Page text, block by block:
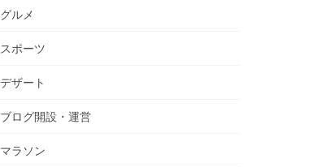
グルメ
スポーツ
デザート
ブログ開設・運営
マラソン